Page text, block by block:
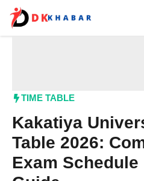
content
TIME TABLE
Kakatiya
Table 2026:
Exam Schedule